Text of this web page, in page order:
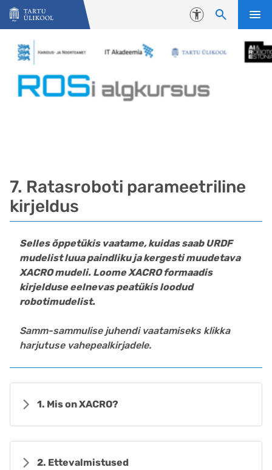
Liigu edasi põhisisu juurde
Juurdepääsetavus
7. Ratasroboti parameetriline
kirjeldus
Selles õppetükis vaatame, kuidas saab URDF
mudelist luua paindliku ja kergesti muudetava
XACRO mudeli. Loome XACRO formaadis
kirjelduse eelnevas peatükis loodud
robotimudelist.
Samm-sammulise juhendi vaatamiseks klikka
harjutuse vahepealkirjadele.
1. Mis on XACRO?
2. Ettevalmistused